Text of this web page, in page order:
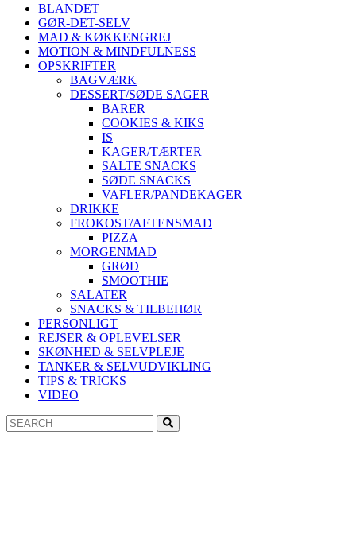
BLANDET
GØR-DET-SELV
MAD & KØKKENGREJ
MOTION & MINDFULNESS
OPSKRIFTER
BAGVÆRK
DESSERT/SØDE SAGER
BARER
COOKIES & KIKS
IS
KAGER/TÆRTER
SALTE SNACKS
SØDE SNACKS
VAFLER/PANDEKAGER
DRIKKE
FROKOST/AFTENSMAD
PIZZA
MORGENMAD
GRØD
SMOOTHIE
SALATER
SNACKS & TILBEHØR
PERSONLIGT
REJSER & OPLEVELSER
SKØNHED & SELVPLEJE
TANKER & SELVUDVIKLING
TIPS & TRICKS
VIDEO
Search
for: